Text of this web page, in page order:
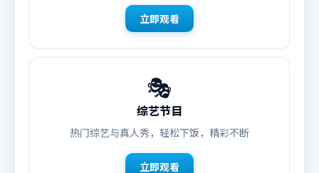
立即观看
🎭
综艺节目
热门综艺与真人秀，轻松下饭，精彩不断
立即观看